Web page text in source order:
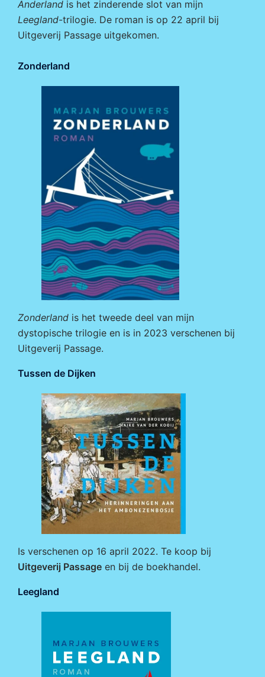
Anderland is het zinderende slot van mijn
Leegland-trilogie. De roman is op 22 april bij
Uitgeverij Passage uitgekomen.
Zonderland
Zonderland is het tweede deel van mijn
dystopische trilogie en is in 2023 verschenen bij
Uitgeverij Passage.
Tussen de Dijken
Is verschenen op 16 april 2022. Te koop bij
Uitgeverij Passage en bij de boekhandel.
Leegland